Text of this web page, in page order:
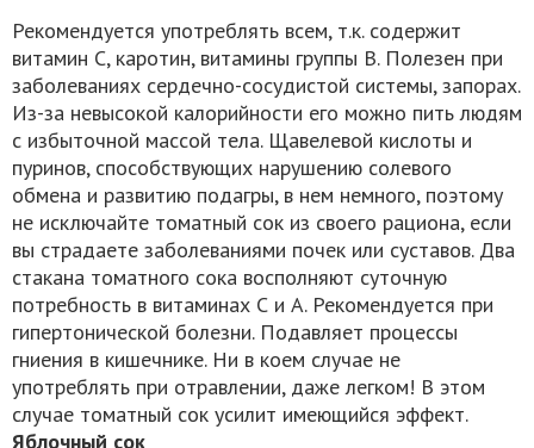
Рекомендуется употреблять всем, т.к. содержит
витамин С, каротин, витамины группы В. Полезен при
заболеваниях сердечно-сосудистой системы, запорах.
Из-за невысокой калорийности его можно пить людям
с избыточной массой тела. Щавелевой кислоты и
пуринов, способствующих нарушению солевого
обмена и развитию подагры, в нем немного, поэтому
не исключайте томатный сок из своего рациона, если
вы страдаете заболеваниями почек или суставов. Два
стакана томатного сока восполняют суточную
потребность в витаминах С и А. Рекомендуется при
гипертонической болезни. Подавляет процессы
гниения в кишечнике. Ни в коем случае не
употреблять при отравлении, даже легком! В этом
случае томатный сок усилит имеющийся эффект.
Яблочный сок